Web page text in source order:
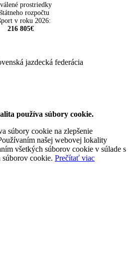
prostriedky
rozpočtu
v roku 2026:
216 805€
jazdecká federácia
používa súbory cookie.
súbory cookie na zlepšenie
našej webovej lokality
všetkých súborov cookie v súlade s
súborov cookie. Prečítať viac